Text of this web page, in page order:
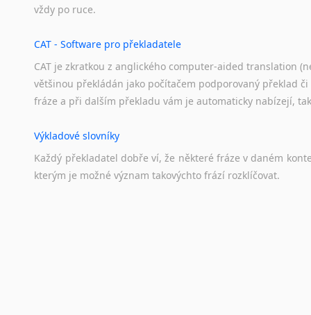
vždy po ruce.
CAT - Software pro překladatele
CAT je zkratkou z anglického computer-aided translation
většinou překládán jako počítačem podporovaný překlad
fráze a při dalším překladu vám je automaticky nabízejí,
Výkladové slovníky
Každý překladatel dobře ví, že některé fráze v daném
kterým je možné význam takovýchto frází rozklíčovat.